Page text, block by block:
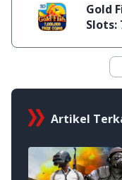
Gold
Slots:
Artikel